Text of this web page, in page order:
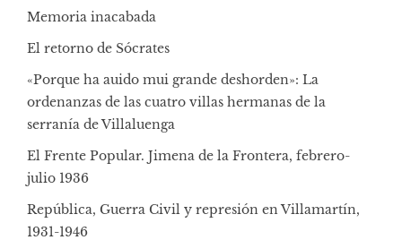
Memoria inacabada
El retorno de Sócrates
«Porque ha auido mui grande deshorden»: La
ordenanzas de las cuatro villas hermanas de la
serranía de Villaluenga
El Frente Popular. Jimena de la Frontera, febrero-
julio 1936
República, Guerra Civil y represión en Villamartín,
1931-1946